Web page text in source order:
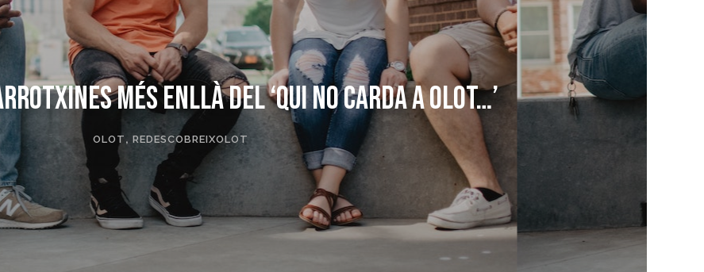
més enllà del ‘qui no carda a Olot…’
OLOT , REDESCOBREIXOLOT